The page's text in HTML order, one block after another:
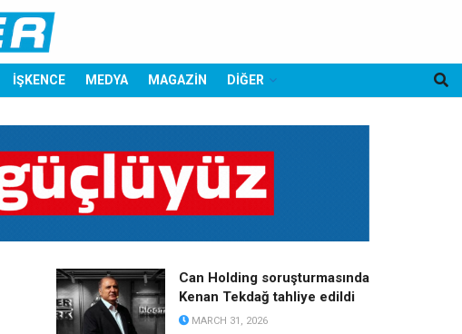
İŞKENCE MEDYA MAGAZİN DİĞER
Can Holding soruşturmasında
Kenan Tekdağ tahliye edildi
MARCH 31, 2026